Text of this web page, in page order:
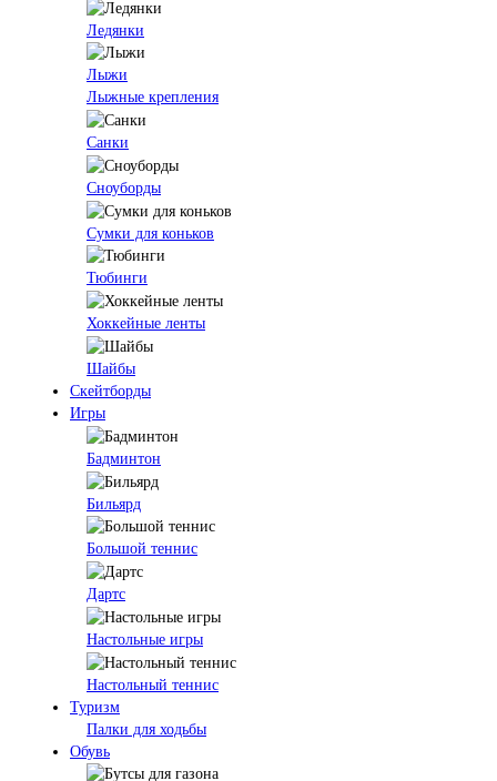
Ледянки
Лыжи
Лыжные крепления
Санки
Сноуборды
Сумки для коньков
Тюбинги
Хоккейные ленты
Шайбы
Скейтборды
Игры
Бадминтон
Бильярд
Большой теннис
Дартс
Настольные игры
Настольный теннис
Туризм
Палки для ходьбы
Обувь